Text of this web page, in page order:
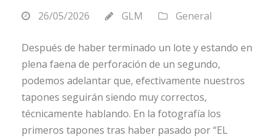
26/05/2026 GLM General
Después de haber terminado un lote y estando en
plena faena de perforación de un segundo,
podemos adelantar que, efectivamente nuestros
tapones seguirán siendo muy correctos,
técnicamente hablando. En la fotografía los
primeros tapones tras haber pasado por “EL